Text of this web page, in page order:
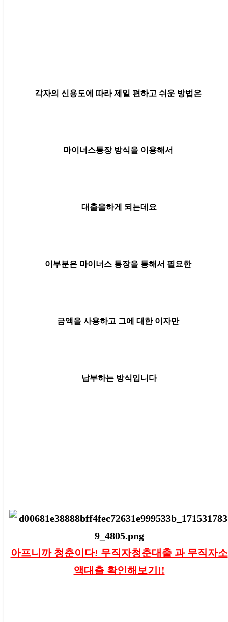
각자의 신용도에 따라 제일 편하고 쉬운 방법은
마이너스통장 방식을 이용해서
대출을하게 되는데요
이부분은 마이너스 통장을 통해서 필요한
금액을 사용하고 그에 대한 이자만
납부하는 방식입니다
아프니까 청춘이다! 무직자청춘대출 과 무직자소
액대출 확인해보기!!